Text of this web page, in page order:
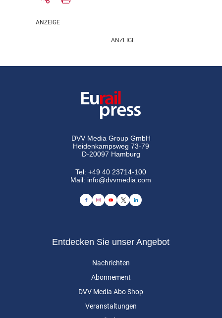
DVV Media Group GmbH
Heidenkampsweg 73-79
D-20097 Hamburg
Tel:+49 40 23714-100
Mail: info@dvvmedia.com
Entdecken Sie unser Angebot
Nachrichten
Abonnement
DVV Media Abo Shop
Veranstaltungen